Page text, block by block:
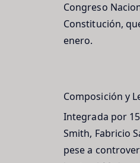
Congreso
Constitución,
enero.
Composición y
Integrada por
Smith, Fabricio
pese a